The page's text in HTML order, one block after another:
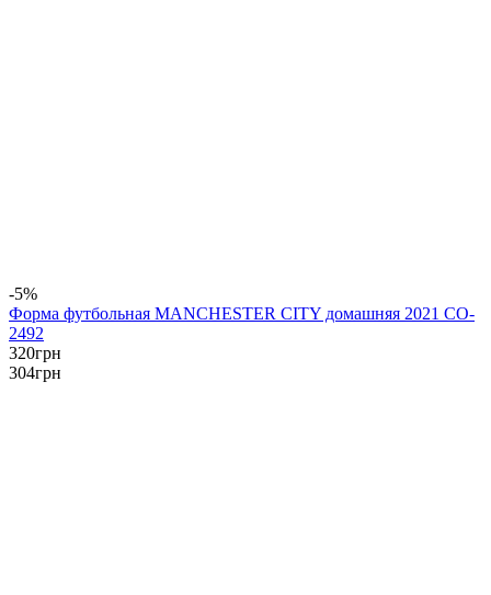
-5%
Форма футбольная MANCHESTER CITY домашняя 2021 CO-
2492
320грн
304грн